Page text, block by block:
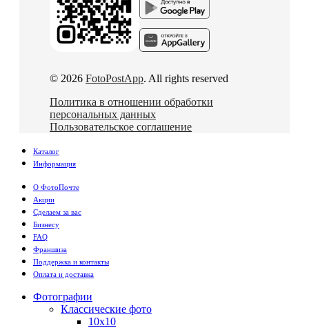
© 2026 FotoPostApp. All rights reserved
Политика в отношении обработки
персональных данных
Пользовательское соглашение
Каталог
Информация
О ФотоПочте
Акции
Сделаем за вас
Бизнесу
FAQ
Франшиза
Поддержка и контакты
Оплата и доставка
Фотографии
Классические фото
10х10